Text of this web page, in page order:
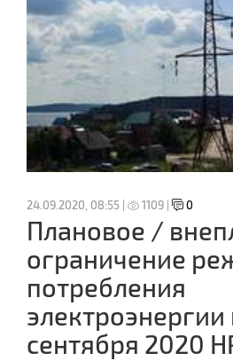
24.09.2020, 08:55 | 1109 | 0
Плановое /
ограничение
потребления
сентября 2020